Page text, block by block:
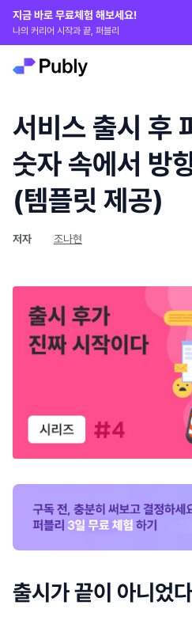
지금 바로 무료체험 해보세요!
나의 커리어 시작과 끝, 퍼블리
서비스 출시 후
숫자 속에서 방
(템플릿 제공)
저자 조나현
출시가 끝이 아니었다